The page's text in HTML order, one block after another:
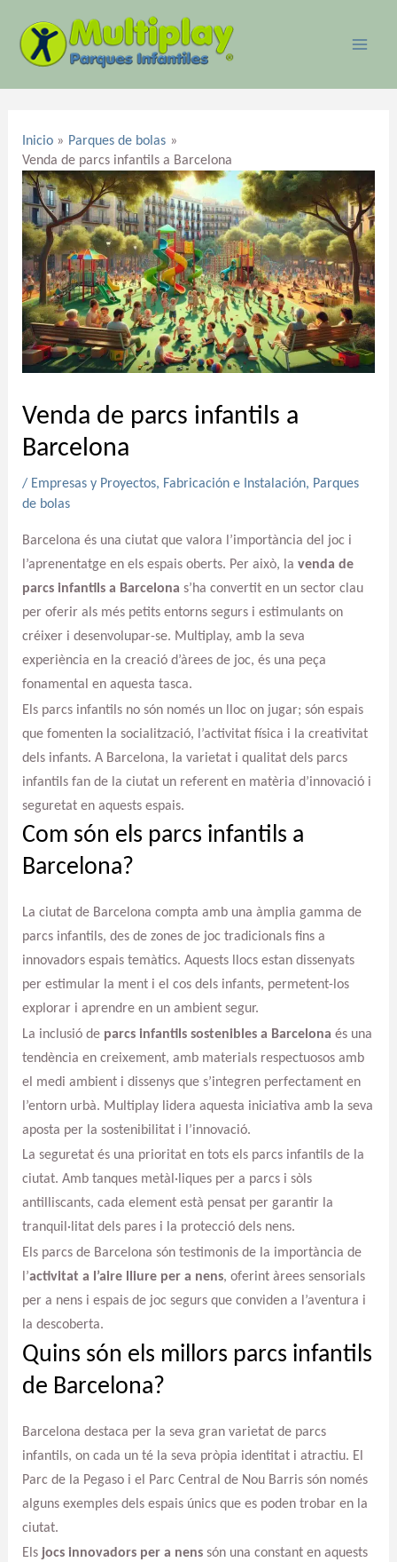
contenido
Inicio
Parques de bolas
Venda de parcs infantils a Barcelona
Venda de parcs infantils a
Barcelona
/ Empresas y Proyectos, Fabricación e Instalación, Parques
de bolas
Barcelona és una ciutat que valora l’importància del joc i
l’aprenentatge en els espais oberts. Per això, la venda de
parcs infantils a Barcelona s’ha convertit en un sector clau
per oferir als més petits entorns segurs i estimulants on
créixer i desenvolupar-se. Multiplay, amb la seva
experiència en la creació d’àrees de joc, és una peça
fonamental en aquesta tasca.
Els parcs infantils no són només un lloc on jugar; són espais
que fomenten la socialització, l’activitat física i la creativitat
dels infants. A Barcelona, la varietat i qualitat dels parcs
infantils fan de la ciutat un referent en matèria d’innovació i
seguretat en aquests espais.
Com són els parcs infantils a
Barcelona?
La ciutat de Barcelona compta amb una àmplia gamma de
parcs infantils, des de zones de joc tradicionals fins a
innovadors espais temàtics. Aquests llocs estan dissenyats
per estimular la ment i el cos dels infants, permetent-los
explorar i aprendre en un ambient segur.
La inclusió de parcs infantils sostenibles a Barcelona és una
tendència en creixement, amb materials respectuosos amb
el medi ambient i dissenys que s’integren perfectament en
l’entorn urbà. Multiplay lidera aquesta iniciativa amb la seva
aposta per la sostenibilitat i l’innovació.
La seguretat és una prioritat en tots els parcs infantils de la
ciutat. Amb tanques metàl·liques per a parcs i sòls
antilliscants, cada element està pensat per garantir la
tranquil·litat dels pares i la protecció dels nens.
Els parcs de Barcelona són testimonis de la importància de
l’activitat a l’aire lliure per a nens, oferint àrees sensorials
per a nens i espais de joc segurs que conviden a l’aventura i
la descoberta.
Quins són els millors parcs infantils
de Barcelona?
Barcelona destaca per la seva gran varietat de parcs
infantils, on cada un té la seva pròpia identitat i atractiu. El
Parc de la Pegaso i el Parc Central de Nou Barris són només
alguns exemples dels espais únics que es poden trobar en la
ciutat.
Els jocs innovadors per a nenssón una constant en aquests
entradas